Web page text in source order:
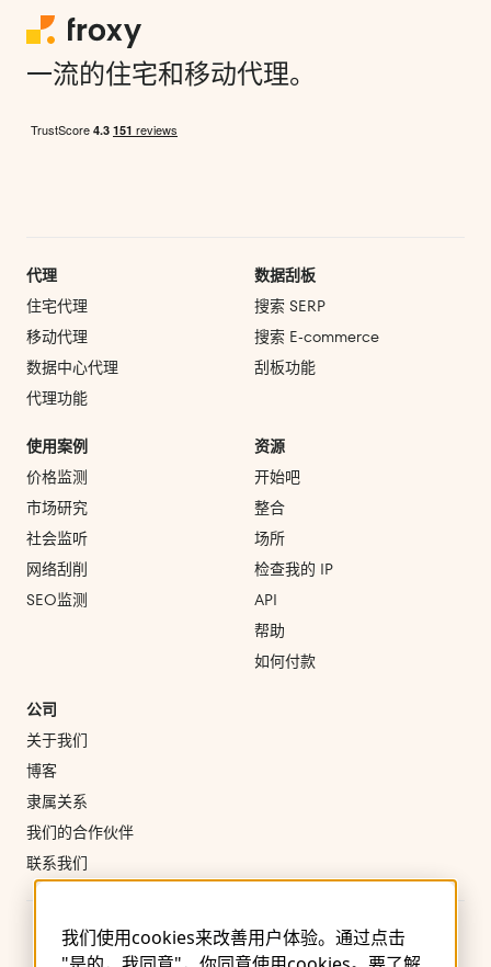
我们使用cookies来改善用户体验。通过点击
一流的住宅和移动代理。
代理
住宅代理
移动代理
数据中心代理
代理功能
数据刮板
搜索 SERP
搜索 E‑commerce
刮板功能
使用案例
价格监测
市场研究
社会监听
网络刮削
SEO监测
资源
开始吧
整合
场所
检查我的 IP
API
帮助
如何付款
公司
关于我们
博客
隶属关系
我们的合作伙伴
联系我们